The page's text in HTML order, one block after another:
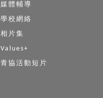
媒體輔導
學校網絡
相片集
Values+
青協活動短片